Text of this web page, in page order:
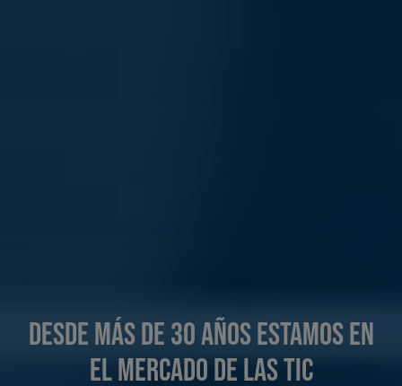
Desde más de 30 años estamos en
el mercado de las TIC